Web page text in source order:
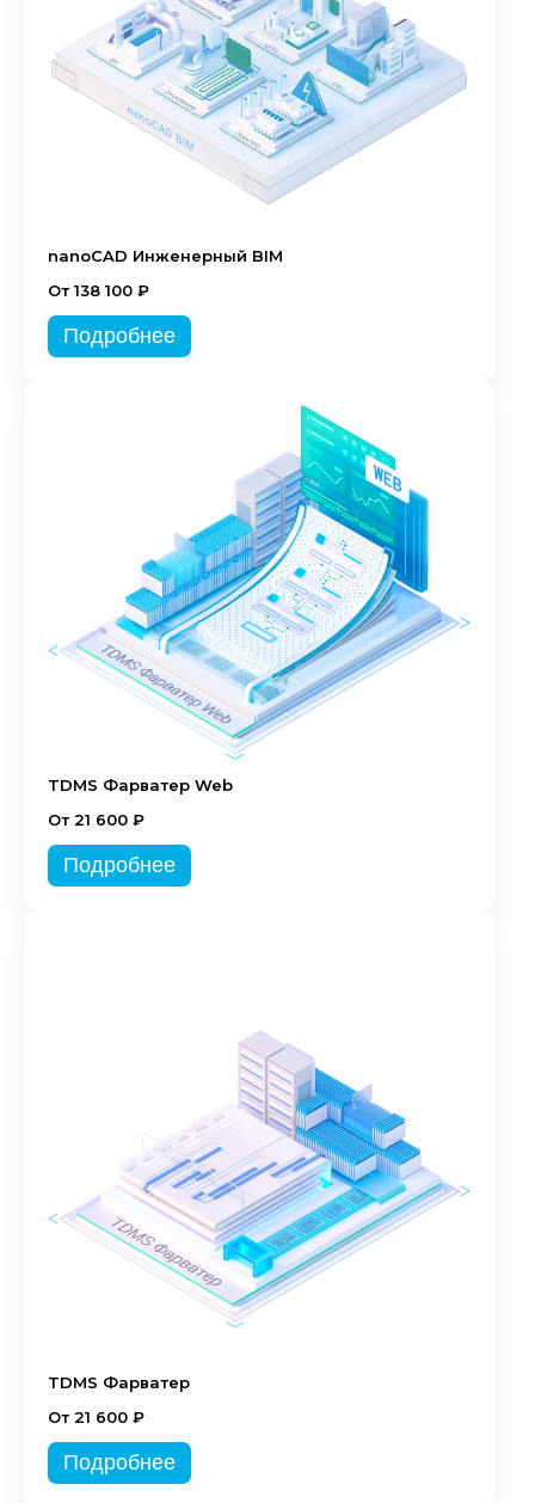
nanoCAD Инженерный BIM
От 138 100 ₽
Подробнее
TDMS Фарватер Web
От 21 600 ₽
Подробнее
TDMS Фарватер
От 21 600 ₽
Подробнее